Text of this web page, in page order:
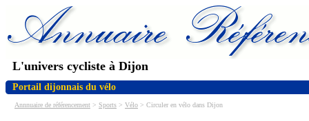
L'univers cycliste à Dijon
Portail dijonnais du vélo
Annnuaire de référencement > Sports > Vélo > Circuler en vélo dans Dijon